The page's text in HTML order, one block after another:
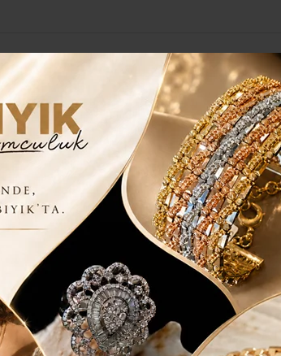
Genel Siyaset Kültür Sanat
KALMAYACAĞIZ..”